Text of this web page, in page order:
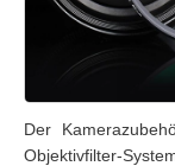
Der
Objektivfilter-